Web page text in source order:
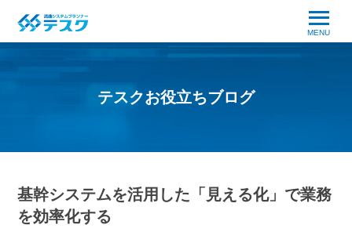
MENU
テスクお役立ちブログ
基幹システムを活用した「見える化」で業務
を効率化する